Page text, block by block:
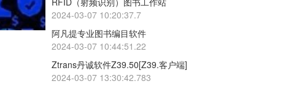
2024-03-07 10:20:37.7
阿凡提专业图书编目软件
2024-03-07 10:44:51.22
Ztrans丹诚软件Z39.50[Z39.客户端]
2024-03-07 13:30:42.783